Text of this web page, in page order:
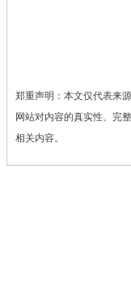
郑重声明：本文仅代表来
网站对内容的真实性、完
相关内容。